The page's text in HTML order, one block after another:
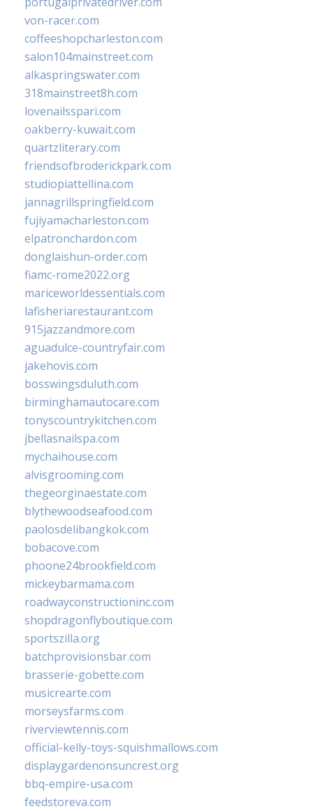
von-racer.com
coffeeshopcharleston.com
salon104mainstreet.com
alkaspringswater.com
318mainstreet8h.com
lovenailsspari.com
oakberry-kuwait.com
quartzliterary.com
friendsofbroderickpark.com
studiopiattellina.com
jannagrillspringfield.com
fujiyamacharleston.com
elpatronchardon.com
donglaishun-order.com
fiamc-rome2022.org
mariceworldessentials.com
lafisheriarestaurant.com
915jazzandmore.com
aguadulce-countryfair.com
jakehovis.com
bosswingsduluth.com
birminghamautocare.com
tonyscountrykitchen.com
jbellasnailspa.com
mychaihouse.com
alvisgrooming.com
thegeorginaestate.com
blythewoodseafood.com
paolosdelibangkok.com
bobacove.com
phoone24brookfield.com
mickeybarmama.com
roadwayconstructioninc.com
shopdragonflyboutique.com
sportszilla.org
batchprovisionsbar.com
brasserie-gobette.com
musicrearte.com
morseysfarms.com
riverviewtennis.com
official-kelly-toys-squishmallows.com
displaygardenonsuncrest.org
bbq-empire-usa.com
feedstoreva.com